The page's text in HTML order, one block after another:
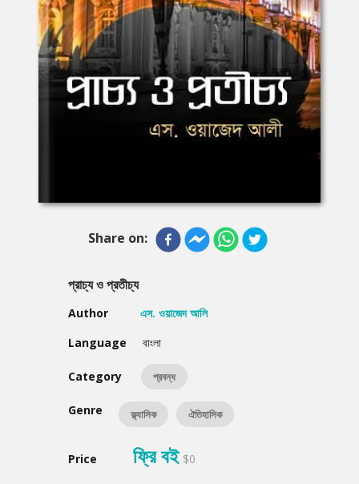
Share on:
প্রাচ্য ও প্রতীচ্য
Author
এস. ওয়াজেদ আলি
Language
বাংলা
Category প্রবন্ধ
Genre ক্ল্যাসিক ঐতিহাসিক
Price ফ্রি বই $0